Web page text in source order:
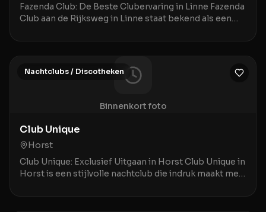
Fazenda Club: De Beste Clubervaring in Linne Fazenda
Club aan de Rijksweg in Linne staat bekend als een
Binnenkort foto
Nachtclubs / Discotheken
Club Unique
Horst
Club Unique: Exclusief Uitgaan in Horst Club Unique in
Horst is een stijlvolle nachtclub die indruk maakt met